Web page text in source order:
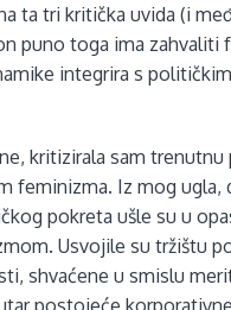
ta tri kritička uvida (i
puno toga ima zahvaliti
integrira s
kritizirala sam
feminizma. Iz mog ugla,
pokreta ušle su u
Usvojile su tržištu
shvaćene u smislu
postojeće